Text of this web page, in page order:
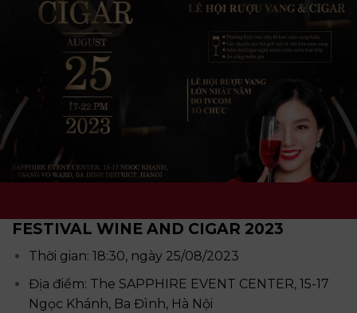
FESTIVAL WINE AND CIGAR 2023
Thời gian: 18:30, ngày 25/08/2023
Địa điểm: The SAPPHIRE EVENT CENTER, 15-17
Ngọc Khánh, Ba Đình, Hà Nội